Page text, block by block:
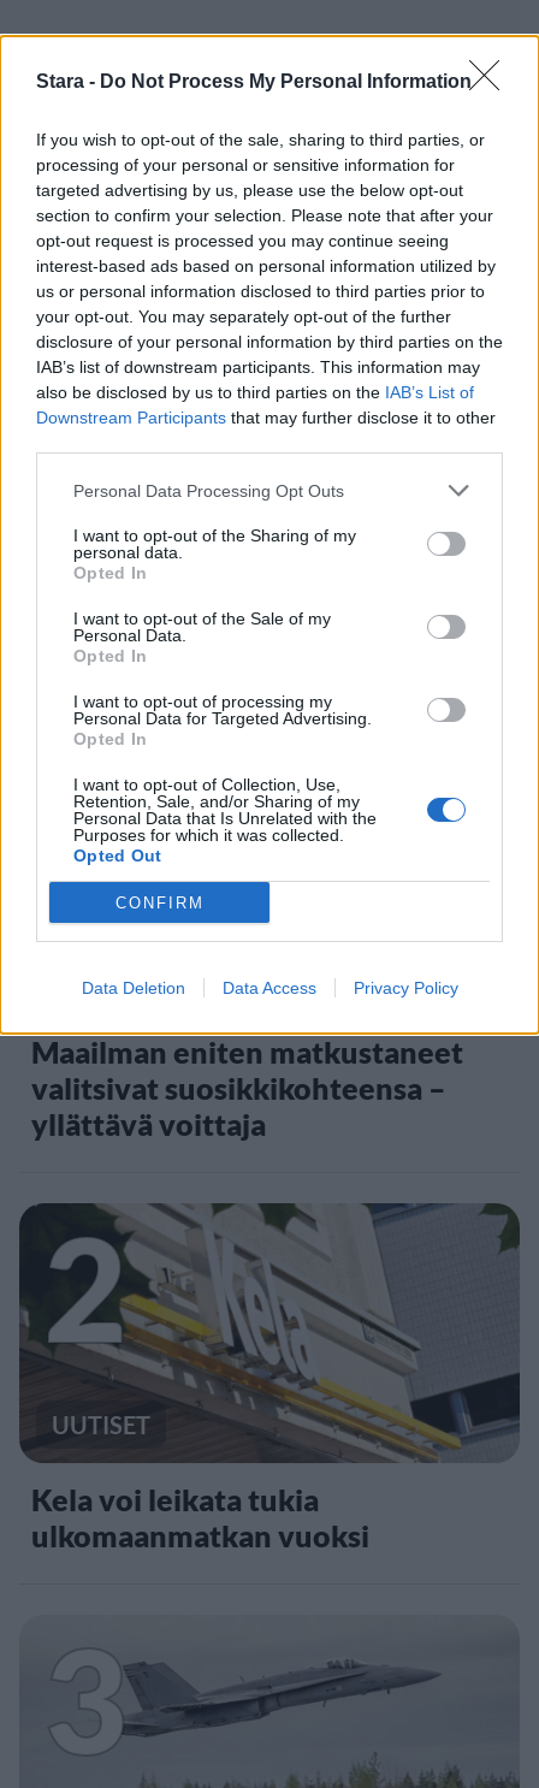
Stara - Do Not Process My Personal Information
If you wish to opt-out of the sale, sharing to third parties, or
processing of your personal or sensitive information for
targeted advertising by us, please use the below opt-out
section to confirm your selection. Please note that after your
opt-out request is processed you may continue seeing
interest-based ads based on personal information utilized by
us or personal information disclosed to third parties prior to
your opt-out. You may separately opt-out of the further
disclosure of your personal information by third parties on the
IAB’s list of downstream participants. This information may
also be disclosed by us to third parties on the IAB’s List of
Downstream Participants that may further disclose it to other
Personal Data Processing Opt Outs
I want to opt-out of the Sharing of my
personal data.
Opted In
I want to opt-out of the Sale of my
Personal Data.
Opted In
I want to opt-out of processing my
Personal Data for Targeted Advertising.
Opted In
I want to opt-out of Collection, Use,
Retention, Sale, and/or Sharing of my
Personal Data that Is Unrelated with the
Purposes for which it was collected.
Opted Out
CONFIRM
Data Deletion Data Access Privacy Policy
Staran luetuimmat
1
MATKAILU
Maailman eniten matkustaneet
valitsivat suosikkikohteensa –
yllättävä voittaja
2
UUTISET
Kela voi leikata tukia
ulkomaanmatkan vuoksi
3